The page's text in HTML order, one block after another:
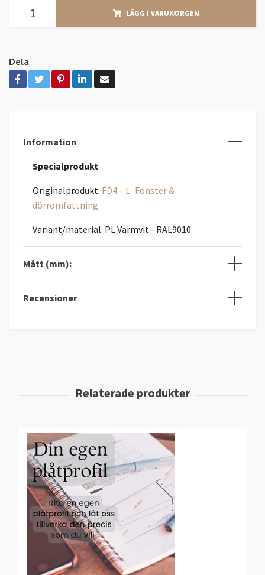
LÄGG I VARUKORGEN
Dela
Information
Specialprodukt
Originalprodukt: FD4 – L- Fönster &
dörromfattning
Variant/material: PL Varmvit - RAL9010
Mått (mm):
Recensioner